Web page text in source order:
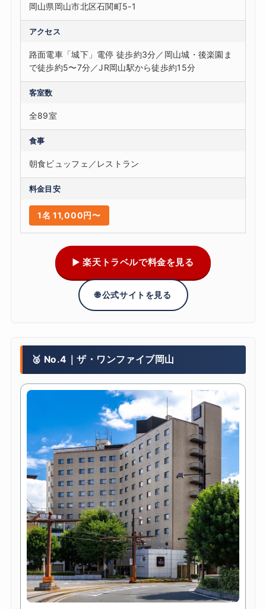
岡山県岡山市北区石関町5-1
アクセス
路面電車「城下」電停 徒歩約3分／岡山城・後楽園ま
で徒歩約5〜7分／JR岡山駅から徒歩約15分
客室数
全89室
食事
朝食ビュッフェ／レストラン
料金目安
1名 11,000円〜
▶ 楽天トラベルで料金を見る
🌐 公式サイトを見る
🥈 No.4｜ザ・ワンファイブ岡山